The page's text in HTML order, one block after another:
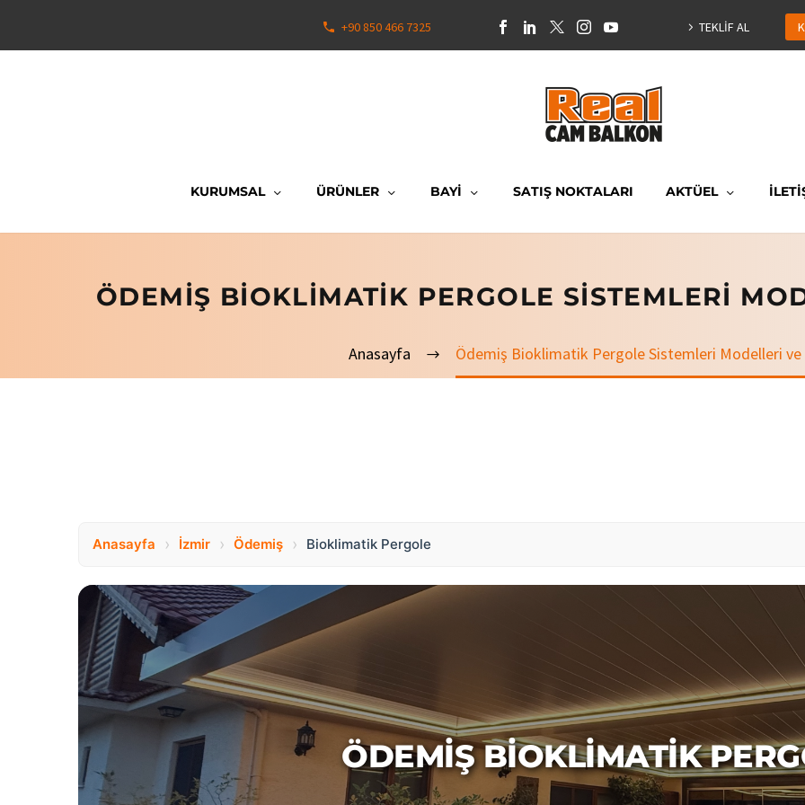
+90 850 466 7325 TEKLİF AL
KURUMSAL ÜRÜNLER BAYİ SATIŞ NOKTALARI AKTÜEL
ÖDEMIŞ BIOKLIMATIK PERGOLE SISTEMLERI
Anasayfa Ödemiş Bioklimatik Pergole Sistemleri Modelleri ve
Anasayfa › İzmir › Ödemiş › Bioklimatik Pergole
ÖDEMIŞ BIOKLIMATIK